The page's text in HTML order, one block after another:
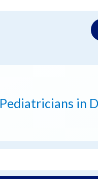
Pediatricians in